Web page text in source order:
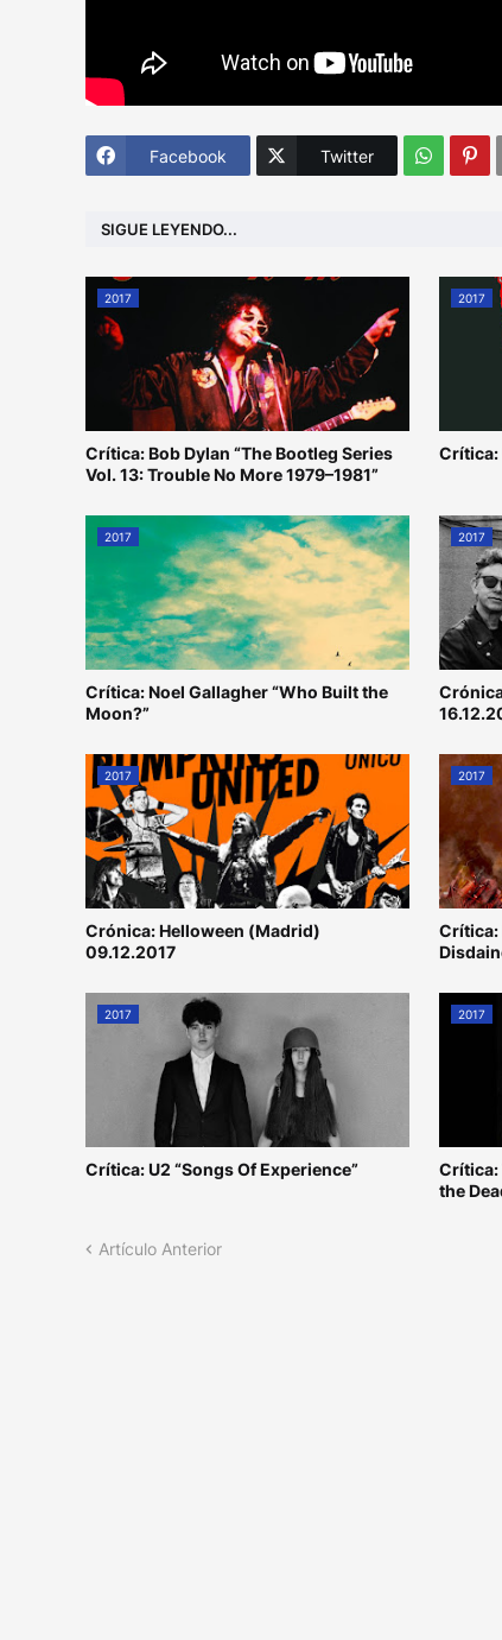
Facebook Twitter
SIGUE LEYENDO...
2017
Crítica: Bob Dylan “The Bootleg Series
Vol. 13: Trouble No More 1979–1981”
2017
Crítica:
2017
Crítica: Noel Gallagher “Who Built the
Moon?”
2017
2017
Crónica: Helloween (Madrid)
09.12.2017
2017
Crítica:
2017
Crítica: U2 “Songs Of Experience”
2017
Crítica:
the
Artículo Anterior